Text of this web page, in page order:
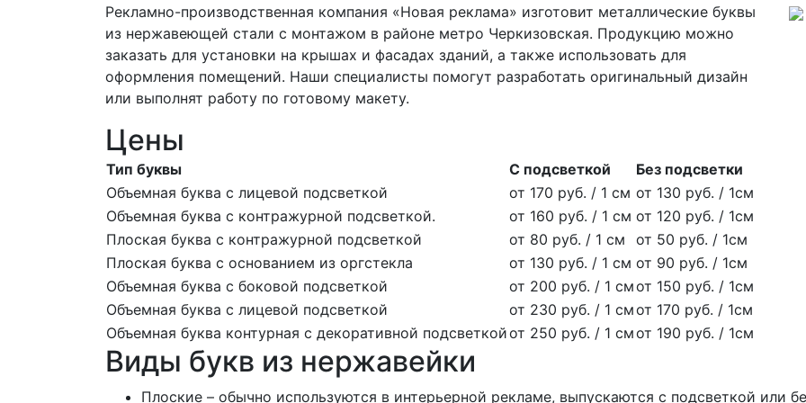
Рекламно-производственная компания «Новая реклама» изготовит металлические буквы
из нержавеющей стали с монтажом в районе метро Черкизовская. Продукцию можно
заказать для установки на крышах и фасадах зданий, а также использовать для
оформления помещений. Наши специалисты помогут разработать оригинальный дизайн
или выполнят работу по готовому макету.
Цены
Тип буквы С подсветкой
Без подсветки
Объемная буква с лицевой подсветкой
от 170 руб. / 1 см от 130 руб. / 1см
Объемная буква с контражурной подсветкой.
от 160 руб. / 1 см от 120 руб. / 1см
Плоская буква с контражурной подсветкой
от 80 руб. / 1 см
от 50 руб. / 1см
Плоская буква с основанием из оргстекла
от 130 руб. / 1 см от 90 руб. / 1см
Объемная буква с боковой подсветкой
от 200 руб. / 1 смот 150 руб. / 1см
Объемная буква с лицевой подсветкой
от 230 руб. / 1 смот 170 руб. / 1см
Объемная буква контурная с декоративной подсветкойот 250 руб. / 1 смот 190 руб. / 1см
Виды букв из нержавейки
Плоские – обычно используются в интерьерной рекламе, выпускаются с подсветкой или